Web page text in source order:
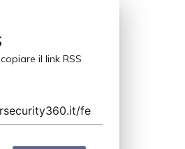
il link RSS